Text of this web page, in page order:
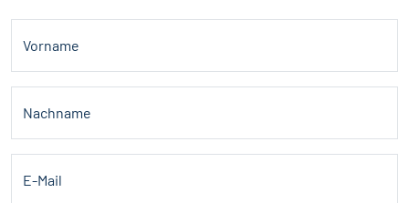
Vorname
Nachname
E-Mail